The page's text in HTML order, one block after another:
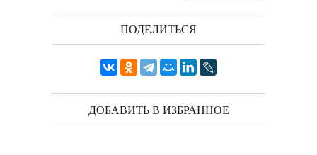
ПОДЕЛИТЬСЯ
ДОБАВИТЬ В ИЗБРАННОЕ